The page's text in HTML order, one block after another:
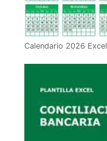
Calendario 2026 Excel